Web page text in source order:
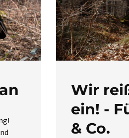
Wir
ein! -
& Co.